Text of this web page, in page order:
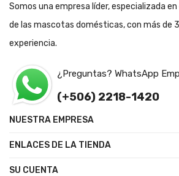
Somos una empresa líder, especializada
de las mascotas domésticas, con más de
experiencia.
¿Preguntas? WhatsApp
(+506) 2218-1420
NUESTRA EMPRESA
ENLACES DE LA TIENDA
SU CUENTA